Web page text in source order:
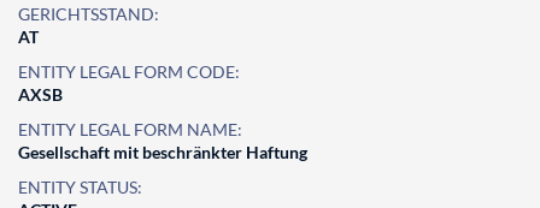
GERICHTSSTAND:
AT
ENTITY LEGAL FORM CODE:
AXSB
ENTITY LEGAL FORM NAME:
Gesellschaft mit beschränkter Haftung
ENTITY STATUS: